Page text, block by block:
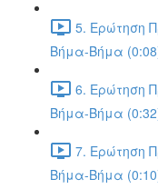
5. Ερώτηση
Βήμα-Βήμα
6. Ερώτηση
Βήμα-Βήμα
7. Ερώτηση
Βήμα-Βήμα